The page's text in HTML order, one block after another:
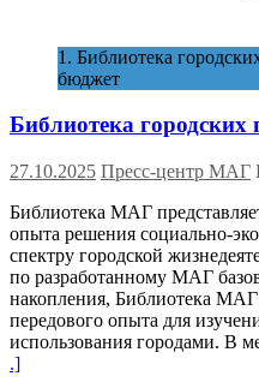
1. Библиотека
бюджет
Библиотека
27.10.2025 Пресс-центр МАГ
Библиотека МАГ
опыта решения социально-
спектру городской
по разработанному МАГ
накопления, Библиотека МАГ
передового опыта для
использования городами. В
.]